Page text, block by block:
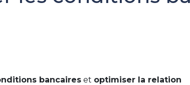
bancaires et optimiser la relation